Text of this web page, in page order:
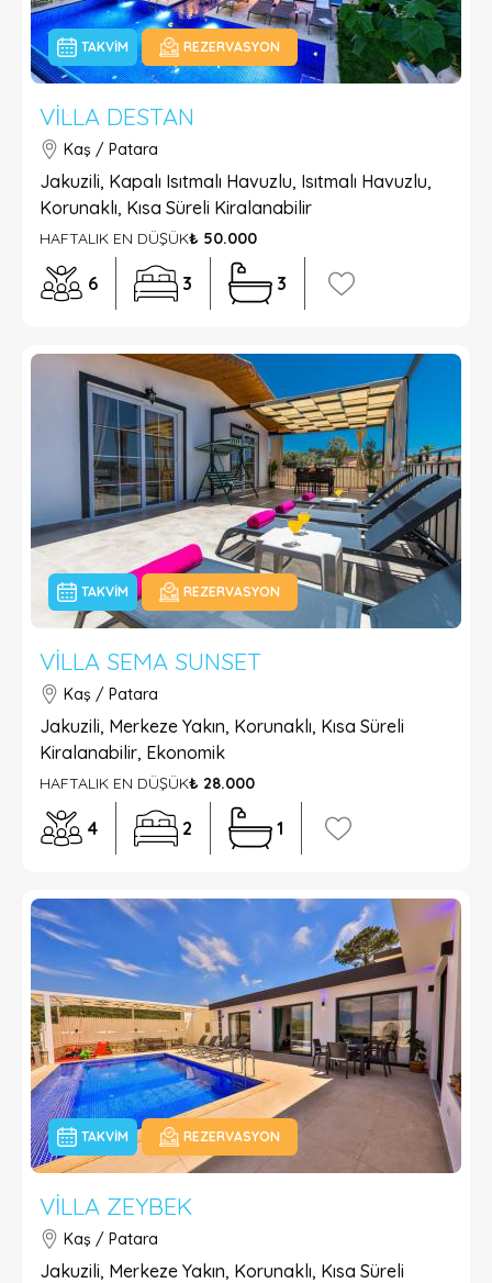
TAKVIM REZERVASYON
VILLA DESTAN
Kaş / Patara
Jakuzili, Kapalı Isıtmalı Havuzlu, Isıtmalı Havuzlu,
Korunaklı, Kısa Süreli Kiralanabilir
HAFTALIK EN DÜŞÜK₺ 50.000
6 3 3
TAKVIM REZERVASYON
VILLA SEMA SUNSET
Kaş / Patara
Jakuzili, Merkeze Yakın, Korunaklı, Kısa Süreli
Kiralanabilir, Ekonomik
HAFTALIK EN DÜŞÜK₺ 28.000
4 2 1
TAKVIM REZERVASYON
VILLA ZEYBEK
Kaş / Patara
Jakuzili, Merkeze Yakın, Korunaklı, Kısa Süreli